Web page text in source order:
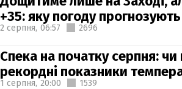
+35: яку погоду
2 серпня, 06:57 2696
Спека на початку серпня:
рекордні показники
1 серпня, 20:00 1539